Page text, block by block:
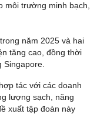
môi trường minh bạch,
năm 2025 và hai
tăng cao, đồng thời
tác với các doanh
lượng sạch, năng
xuất tập đoàn này